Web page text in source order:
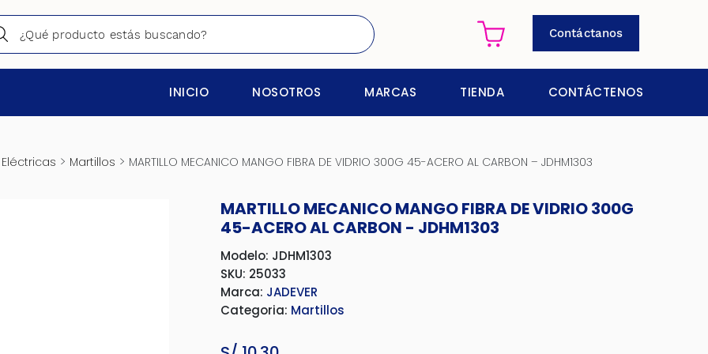
Contáctanos
INICIO NOSOTROS MARCAS TIENDA CONTÁCTENOS
> Martillos > MARTILLO MECANICO MANGO FIBRA DE VIDRIO 300G 45-ACERO AL CARBON – JDHM1303
MARTILLO MECANICO MANGO FIBRA DE VIDRIO 300G
45-ACERO AL CARBON - JDHM1303
Modelo: JDHM1303
SKU: 25033
Marca: JADEVER
Categoria: Martillos